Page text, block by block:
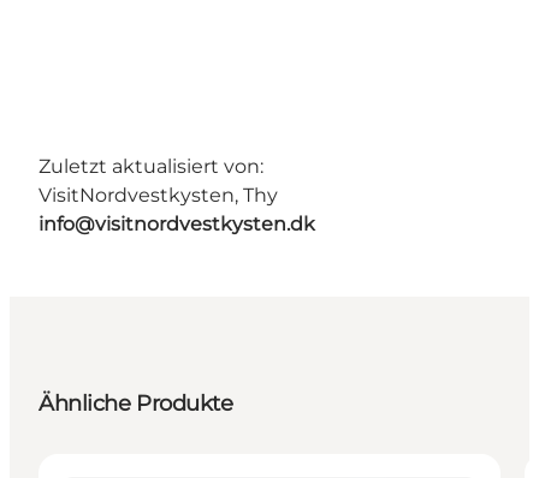
Zuletzt aktualisiert von:
VisitNordvestkysten, Thy
info@visitnordvestkysten.dk
Ähnliche Produkte